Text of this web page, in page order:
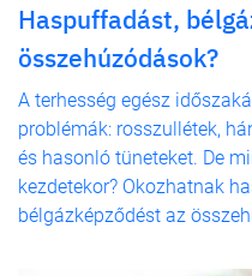
Haspuffadást,
összehúzódások?
A terhesség egész
problémák: rosszullétek,
és hasonló tüneteket. De
kezdetekor? Okozhatnak
bélgázképződést az